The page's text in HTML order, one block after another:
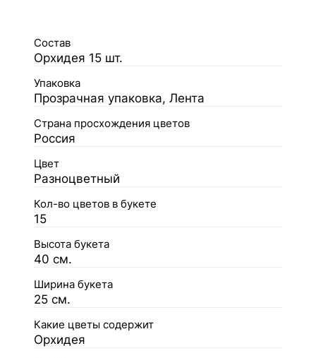
Состав
Орхидея 15 шт.
Упаковка
Прозрачная упаковка, Лента
Страна просхождения цветов
Россия
Цвет
Разноцветный
Кол-во цветов в букете
15
Высота букета
40 см.
Ширина букета
25 см.
Какие цветы содержит
Орхидея